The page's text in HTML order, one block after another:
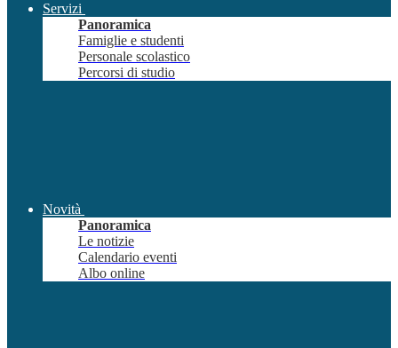
Servizi
Panoramica
Famiglie e studenti
Personale scolastico
Percorsi di studio
Novità
Panoramica
Le notizie
Calendario eventi
Albo online